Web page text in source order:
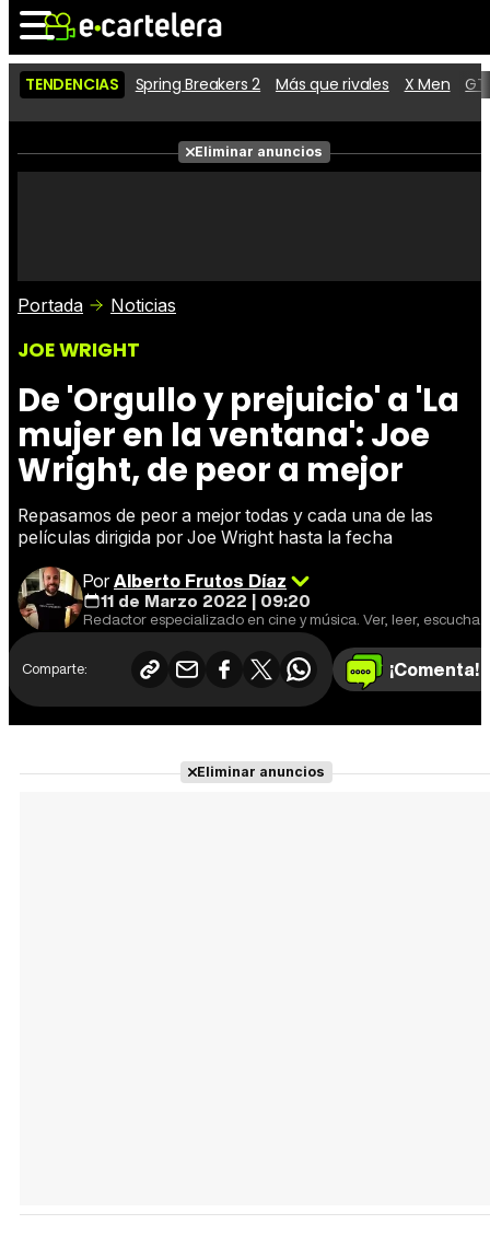
Noticias Cartelera
Películas
Críticas
TENDENCIAS Spring Breakers 2 Más que rivales X Men
Eliminar anuncios
Portada Noticias
JOE WRIGHT
De 'Orgullo y prejuicio' a 'La
mujer en la ventana': Joe
Wright, de peor a mejor
Repasamos de peor a mejor todas y cada una de las
películas dirigida por Joe Wright hasta la fecha
PorAlberto Frutos Díaz
11 de Marzo 2022 | 09:20
Comparte: ¡Comenta!
Eliminar anuncios